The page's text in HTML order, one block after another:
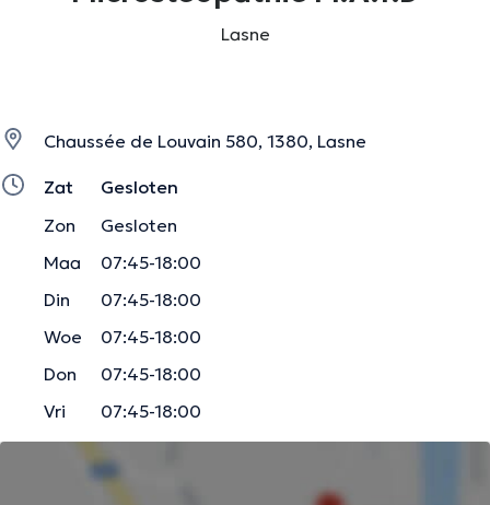
Lasne
Chaussée de Louvain 580, 1380, Lasne
Zat
Gesloten
Zon
Gesloten
Maa
07:45-18:00
Din
07:45-18:00
Woe
07:45-18:00
Don
07:45-18:00
Vri
07:45-18:00